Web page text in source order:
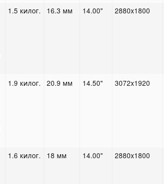
1.5 килог. 16.3 мм 14.00" 2880x1800
1.9 килог. 20.9 мм 14.50" 3072x1920
1.6 килог. 18 мм 14.00" 2880x1800